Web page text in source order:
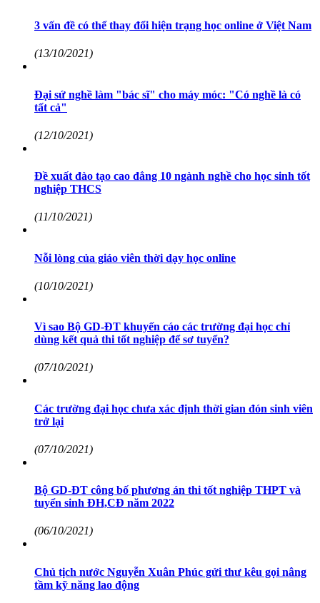
3 vấn đề có thể thay đổi hiện trạng học online ở Việt Nam
(13/10/2021)
Đại sứ nghề làm "bác sĩ" cho máy móc: "Có nghề là có
tất cả"
(12/10/2021)
Đề xuất đào tạo cao đẳng 10 ngành nghề cho học sinh tốt
nghiệp THCS
(11/10/2021)
Nỗi lòng của giáo viên thời dạy học online
(10/10/2021)
Vì sao Bộ GD-ĐT khuyến cáo các trường đại học chỉ
dùng kết quả thi tốt nghiệp để sơ tuyển?
(07/10/2021)
Các trường đại học chưa xác định thời gian đón sinh viên
trở lại
(07/10/2021)
Bộ GD-ĐT công bố phương án thi tốt nghiệp THPT và
tuyển sinh ĐH,CĐ năm 2022
(06/10/2021)
Chủ tịch nước Nguyễn Xuân Phúc gửi thư kêu gọi nâng
tầm kỹ năng lao động